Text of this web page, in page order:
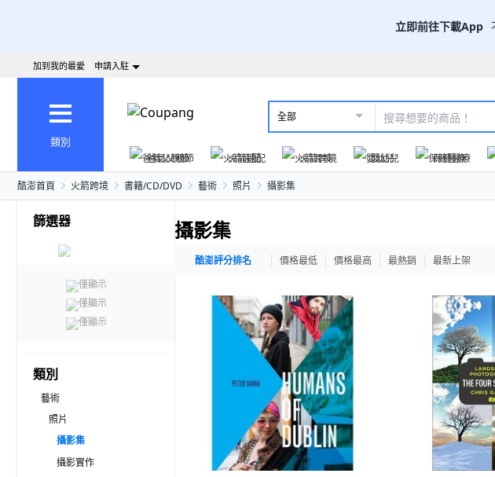
立即前往下載App
加到我的最愛 申請入駐
類別
全部
爸氣父親節
火箭速配 火箭跨境 嬰幼兒 保健醫療
酷澎首頁 火箭跨境 書籍/CD/DVD 藝術 照片 攝影集
篩選器
僅顯示
僅顯示
僅顯示
類別
藝術
照片
攝影集
攝影實作
攝影集
酷澎評分排名 價格最低 價格最高 最熱銷 最新上架